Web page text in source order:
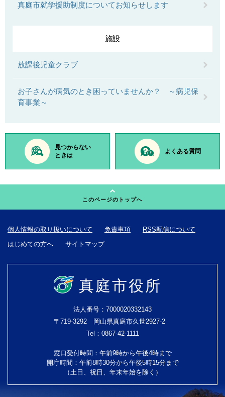
真庭市就学援助制度についてお知らせします
施設
放課後児童クラブ
お子さんが病気のとき困っていませんか？ ～病児保
育事業～
見つからない
ときは
よくある質問
このページのトップへ
個人情報の取り扱いについて 免責事項
RSS配信について
はじめての方へ
サイトマップ
真庭市役所
法人番号：7000020332143
〒719-3292 岡山県真庭市久世2927-2
Tel：0867-42-1111
窓口受付時間：午前9時から午後4時まで
開庁時間：午前8時30分から午後5時15分まで
（土日、祝日、年末年始を除く）